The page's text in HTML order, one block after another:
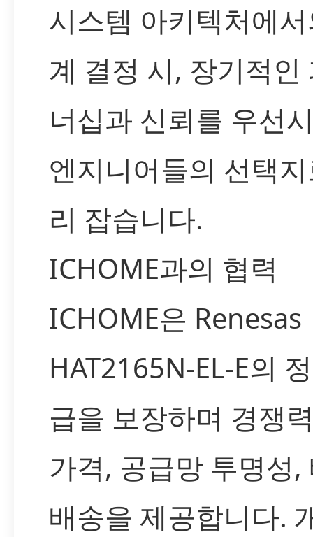
시스템 아키텍처에
계 결정 시, 장기적인
너십과 신뢰를 우선
엔지니어들의 선택
리 잡습니다.
ICHOME과의 협력
ICHOME은 Renesas
HAT2165N-EL-E의
급을 보장하며 경쟁
가격, 공급망 투명성,
배송을 제공합니다.